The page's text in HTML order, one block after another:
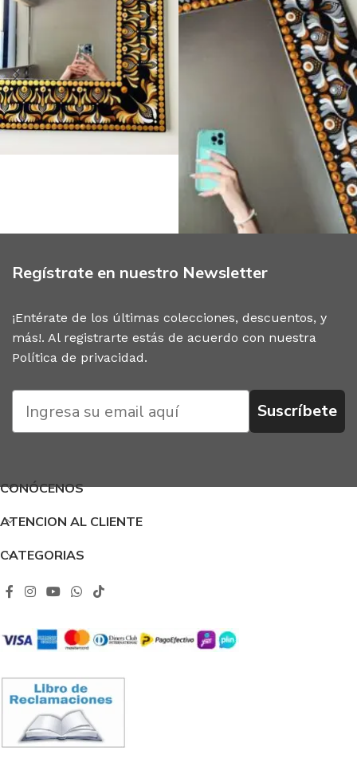
Regístrate en nuestro Newsletter
¡Entérate de los últimas colecciones, descuentos, y
más!. Al registrarte estás de acuerdo con nuestra
Política de privacidad.
Suscríbete
CONÓCENOS
ATENCION AL CLIENTE
CATEGORIAS